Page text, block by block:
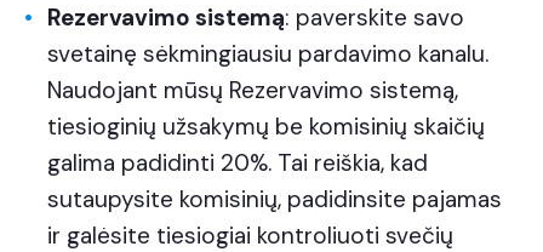
Rezervavimo sistemą: paverskite savo
svetainę sėkmingiausiu pardavimo kanalu.
Naudojant mūsų Rezervavimo sistemą,
tiesioginių užsakymų be komisinių skaičių
galima padidinti 20%. Tai reiškia, kad
sutaupysite komisinių, padidinsite pajamas
ir galėsite tiesiogiai kontroliuoti svečių